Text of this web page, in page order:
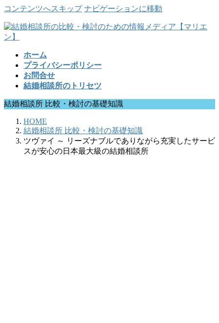
コンテンツへスキップ ナビゲーションに移動
ホーム
プライバシーポリシー
お問合せ
結婚相談所のトリセツ
結婚相談所 比較・検討の基礎知識
HOME
結婚相談所 比較・検討の基礎知識
ツヴァイ ～ リーズナブルでありながら充実したサービ
スが安心の日本最大級の結婚相談所